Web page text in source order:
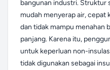
bangunan industri. Struktur
mudah menyerap air, cepat
dan tidak mampu menahan
panjang. Karena itu,
untuk keperluan non-
tidak digunakan sebagai